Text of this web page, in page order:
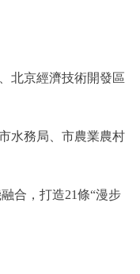
京經濟技術開發區
務局、市農業農村
合，打造21條“漫步